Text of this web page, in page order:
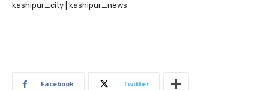
kashipur_city | kashipur_news
Facebook Twitter